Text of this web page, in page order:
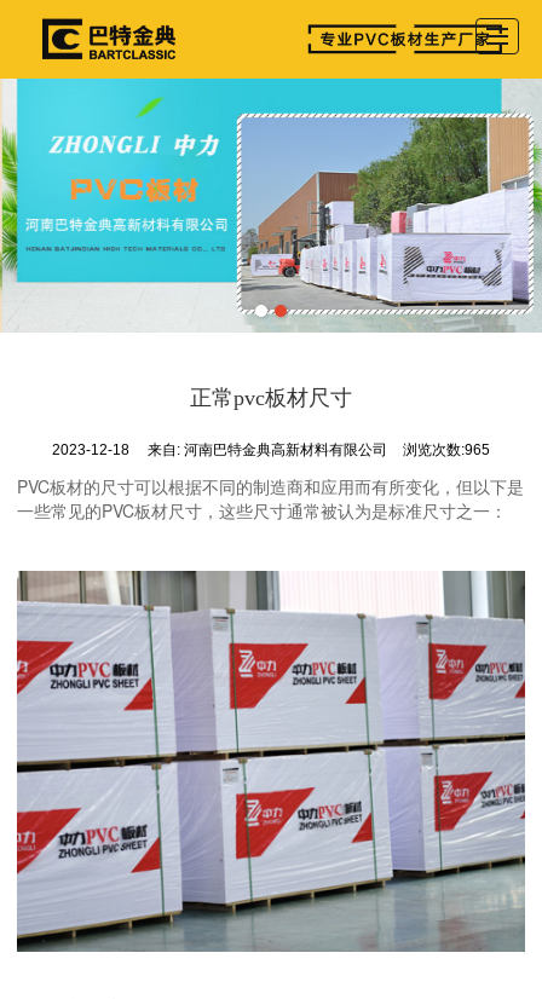
产品展示
公司介绍
图库相册
新闻资讯
参展详情
正常pvc板材尺寸
2023-12-18 来自:河南巴特金典高新材料有限公司 浏览次数:965
PVC板材的尺寸可以根据不同的制造商和应用而有所变化，但以下是
一些常见的PVC板材尺寸，这些尺寸通常被认为是标准尺寸之一：